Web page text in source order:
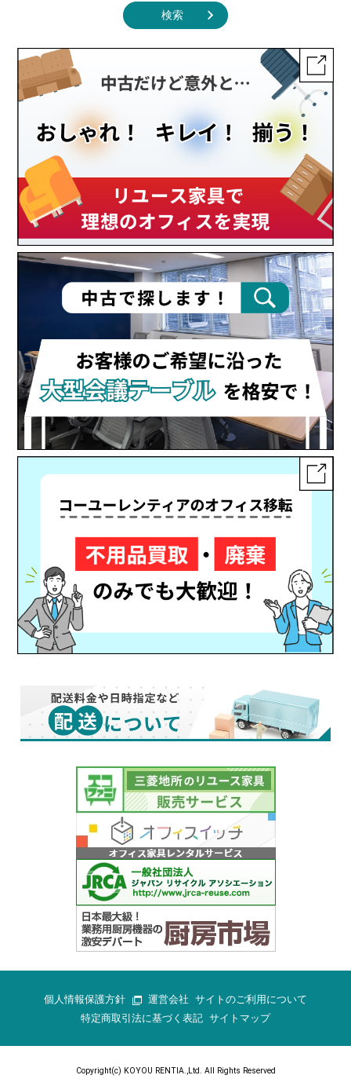
検索
個人情報保護方針 運営会社 サイトのご利用について
特定商取引法に基づく表記 サイトマップ
Copyright(c) KOYOU RENTIA.,Ltd. All Rights Reserved